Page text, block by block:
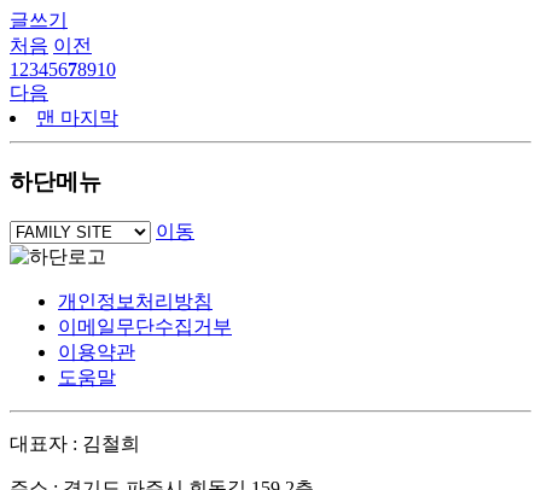
글쓰기
처음 이전
1 2345678910
다음
맨 마지막
하단메뉴
이동
개인정보처리방침
이메일무단수집거부
이용약관
도움말
대표자 : 김철희